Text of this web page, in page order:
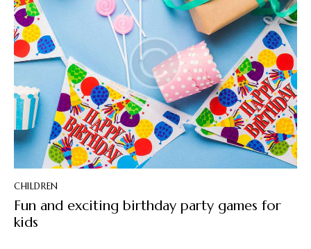
CHILDREN
Fun and exciting birthday party games for
kids